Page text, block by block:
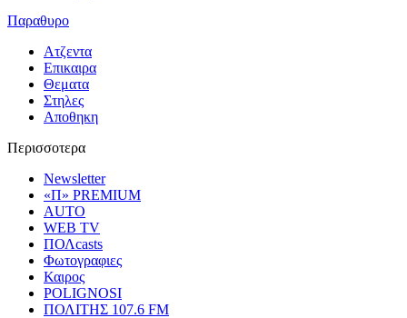
Παραθυρο
Ατζεντα
Επικαιρα
Θεματα
Στηλες
Αποθηκη
Περισσοτερα
Newsletter
«Π» PREMIUM
AUTO
WEB TV
ΠΟΛcasts
Φωτογραφιες
Καιρος
POLIGNOSI
ΠΟΛΙΤΗΣ 107.6 FM